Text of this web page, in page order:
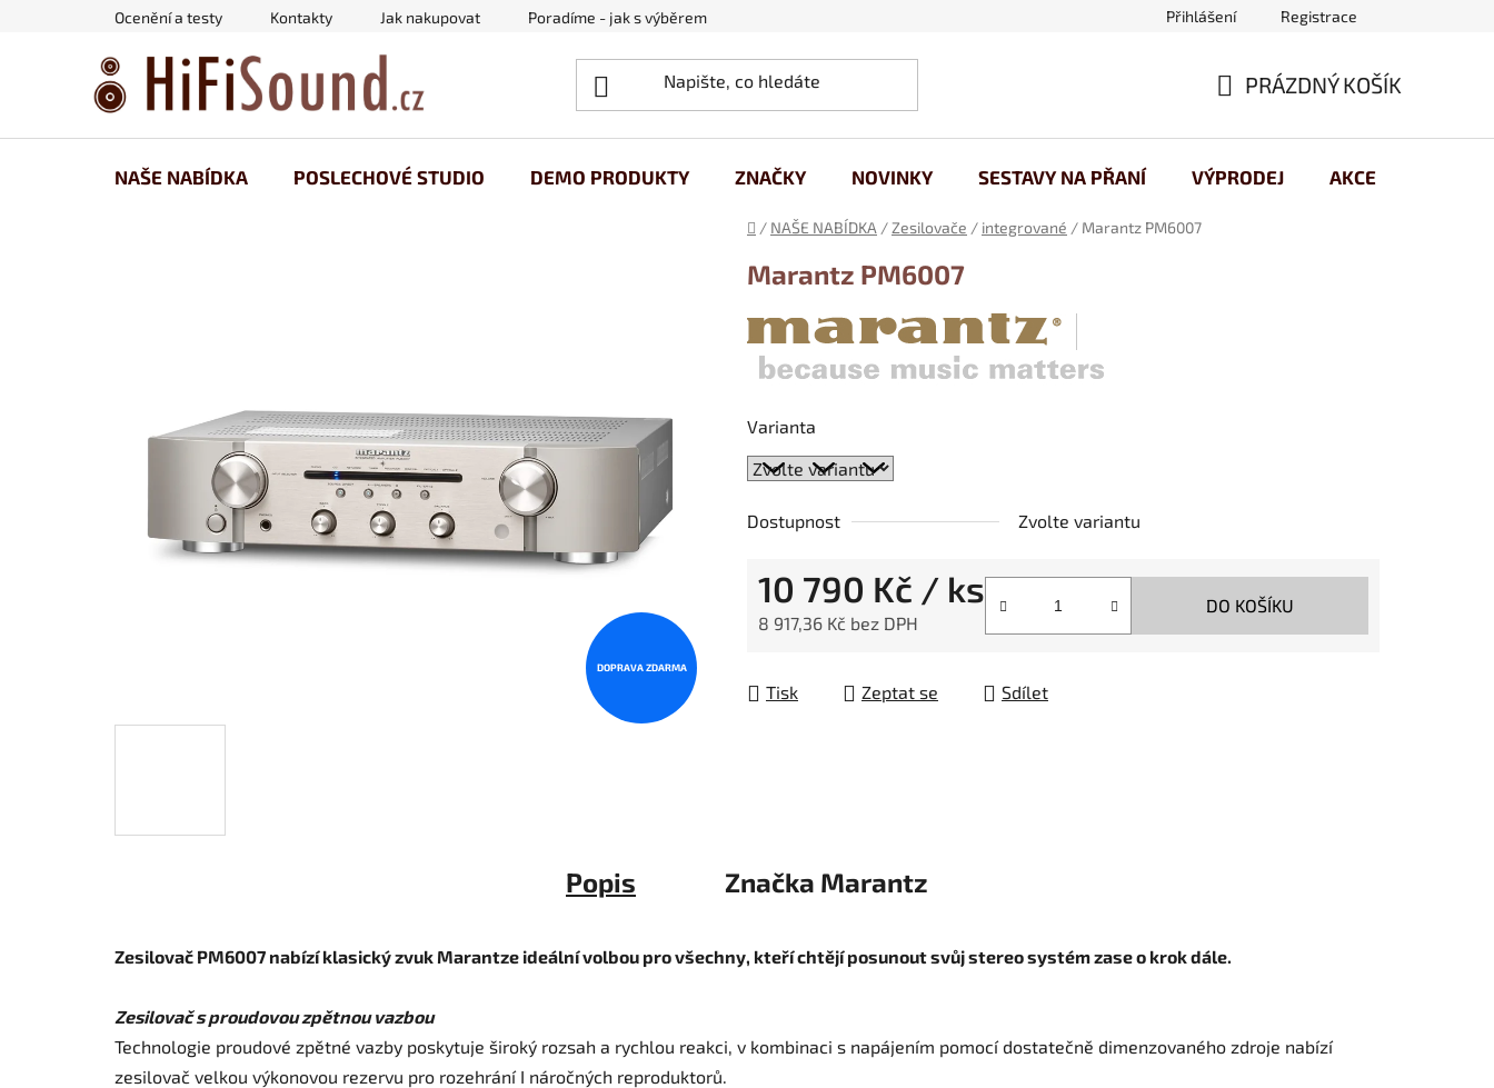
Ocenění a testy Kontakty Jak nakupovat Poradíme - jak s výběrem Přihlášení Registrace
KOŠÍK
PRÁZDNÝ KOŠÍK
NAŠE NABÍDKA POSLECHOVÉ STUDIO DEMO PRODUKTY ZNAČKY NOVINKY SESTAVY NA PŘANÍ VÝPRODEJ AKCE
Domů
/ NAŠE NABÍDKA / Zesilovače / integrované / Marantz PM6007
Marantz PM6007
Varianta
Dostupnost Zvolte variantu
10 790 Kč / ks
8 917,36 Kč bez DPH
DO KOŠÍKU
Tisk Zeptat se Sdílet
DOPRAVA ZDARMA
Popis Značka Marantz
Zesilovač PM6007 nabízí klasický zvuk Marantze ideální volbou pro všechny, kteří chtějí posunout svůj stereo systém zase o krok dále.
Zesilovač s proudovou zpětnou vazbou
Technologie proudové zpětné vazby poskytuje široký rozsah a rychlou reakci, v kombinaci s napájením pomocí dostatečně dimenzovaného zdroje nabízí
zesilovač velkou výkonovou rezervu pro rozehrání I náročných reproduktorů.